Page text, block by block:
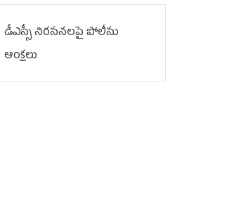
డీఎస్సీ నిరసనలపై పోలీసు
ఆంక్షలు